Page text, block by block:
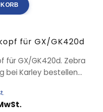
für GX/GK420d
für GX/GK420d. Zebra
bei Karley bestellen...